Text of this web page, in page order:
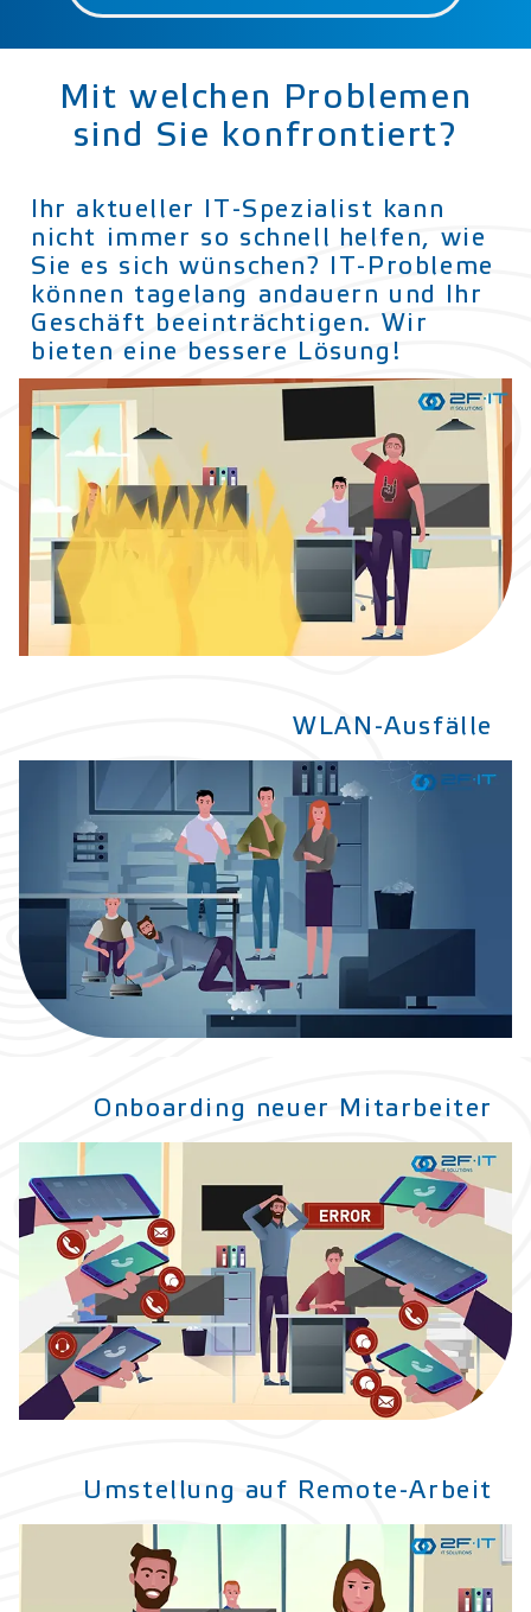
Mit welchen Problemen
sind Sie konfrontiert?
Ihr aktueller IT-Spezialist kann
nicht immer so schnell helfen, wie
Sie es sich wünschen? IT-Probleme
können tagelang andauern und Ihr
Geschäft beeinträchtigen. Wir
bieten eine bessere Lösung!
WLAN-Ausfälle
Onboarding neuer Mitarbeiter
Umstellung auf Remote-Arbeit